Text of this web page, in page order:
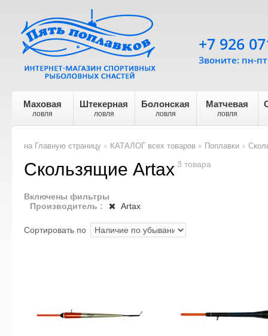
Маховая
ловля
Штекерная
ловля
Болонская
ловля
Матчевая
ловля
+7 926
Звоните: пн-
на Главную страницу
КАТАЛОГ всех товаров
Поплавки
Скользящие Artax 3 товара
Включены фильтры
Производитель :
Artax
Сортировать по